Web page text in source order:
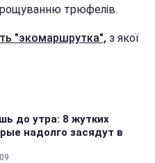
трюфелів.
"экомаршрутка", з якої
до утра: 8 жутких
надолго засядут в